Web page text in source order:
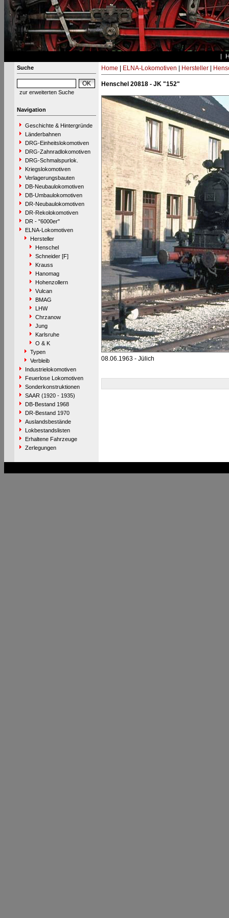
Suche
zur erweiterten Suche
Navigation
Geschichte & Hintergründe
Länderbahnen
DRG-Einheitslokomotiven
DRG-Zahnradlokomotiven
DRG-Schmalspurlok.
Kriegslokomotiven
Verlagerungsbauten
DB-Neubaulokomotiven
DB-Umbaulokomotiven
DR-Neubaulokomotiven
DR-Rekolokomotiven
DR - "6000er"
ELNA-Lokomotiven
Hersteller
Henschel
Schneider [F]
Krauss
Hanomag
Hohenzollern
Vulcan
BMAG
LHW
Chrzanow
Jung
Karlsruhe
O & K
Typen
Verbleib
Industrielokomotiven
Feuerlose Lokomotiven
Sonderkonstruktionen
SAAR (1920 - 1935)
DB-Bestand 1968
DR-Bestand 1970
Auslandsbestände
Lokbestandslisten
Erhaltene Fahrzeuge
Zerlegungen
Home ELNA-Lokomotiven Hersteller|
Henschel 20818 - JK "152"
08.06.1963 - Jülich